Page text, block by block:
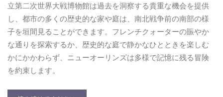
立第二次世界大戦博物館は過去を洞察する貴重な機会を提供
し、都市の多くの歴史的な家や庭は、南北戦争前の南部の様
子を垣間見ることができます。フレンチクォーターの賑やか
な通りを探索するか、歴史的な庭で静かなひとときを楽しむ
かにかかわらず、ニューオーリンズは多様で記憶に残る冒険
を約束します。